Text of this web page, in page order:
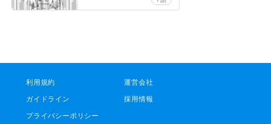
利用規約
ガイドライン
プライバシーポリシー
運営会社
採用情報